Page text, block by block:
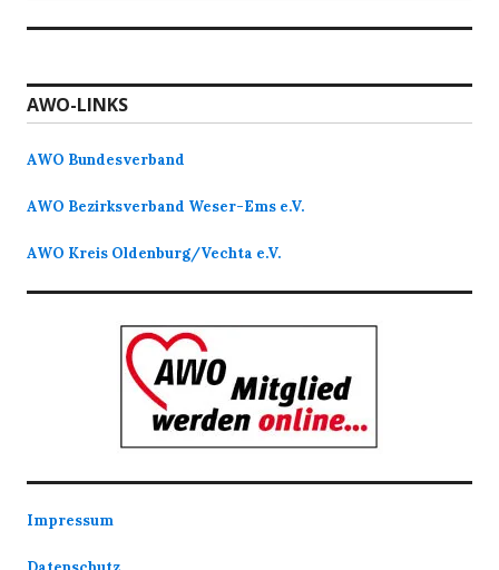
AWO-LINKS
AWO Bundesverband
AWO Bezirksverband Weser-Ems e.V.
AWO Kreis Oldenburg/Vechta e.V.
Impressum